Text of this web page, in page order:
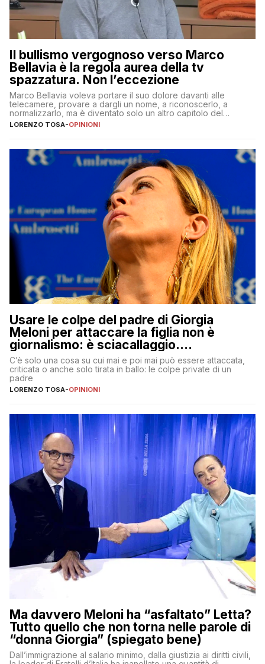
Il bullismo vergognoso verso Marco
Bellavia è la regola aurea della tv
spazzatura. Non l’eccezione
Marco Bellavia voleva portare il suo dolore davanti alle
telecamere, provare a dargli un nome, a riconoscerlo, a
normalizzarlo, ma è diventato solo un altro capitolo del
copione
LORENZO TOSA-OPINIONI
Usare le colpe del padre di Giorgia
Meloni per attaccare la figlia non è
giornalismo: è sciacallaggio.
Dimostriamo di essere diversi
C’è solo una cosa su cui mai e poi mai può essere attaccata,
criticata o anche solo tirata in ballo: le colpe private di un
padre
LORENZO TOSA-OPINIONI
Ma davvero Meloni ha “asfaltato” Letta?
Tutto quello che non torna nelle parole di
“donna Giorgia” (spiegato bene)
Dall’immigrazione al salario minimo, dalla giustizia ai diritti civili,